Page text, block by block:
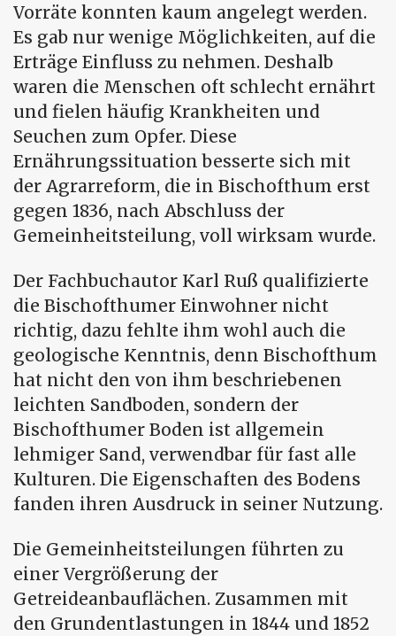
Vorräte konnten kaum angelegt werden.
Es gab nur wenige Möglichkeiten, auf die
Erträge Einfluss zu nehmen. Deshalb
waren die Menschen oft schlecht ernährt
und fielen häufig Krankheiten und
Seuchen zum Opfer. Diese
Ernährungssituation besserte sich mit
der Agrarreform, die in Bischofthum erst
gegen 1836, nach Abschluss der
Gemeinheitsteilung, voll wirksam wurde.
Der Fachbuchautor Karl Ruß qualifizierte
die Bischofthumer Einwohner nicht
richtig, dazu fehlte ihm wohl auch die
geologische Kenntnis, denn Bischofthum
hat nicht den von ihm beschriebenen
leichten Sandboden, sondern der
Bischofthumer Boden ist allgemein
lehmiger Sand, verwendbar für fast alle
Kulturen. Die Eigenschaften des Bodens
fanden ihren Ausdruck in seiner Nutzung.
Die Gemeinheitsteilungen führten zu
einer Vergrößerung der
Getreideanbauflächen. Zusammen mit
den Grundentlastungen in 1844 und 1852